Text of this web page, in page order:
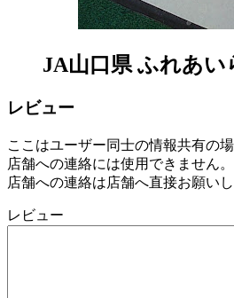
JA山口県 ふれあい
レビュー
ここはユーザー同士の情報共有の場
店舗への連絡には使用できません。
店舗への連絡は店舗へ直接お願いし
レビュー